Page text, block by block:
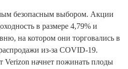
безопасным выбором. Акции
в размере 4,79% и
на котором они торговались в
из-за COVID-19.
Verizon начнет пожинать плоды